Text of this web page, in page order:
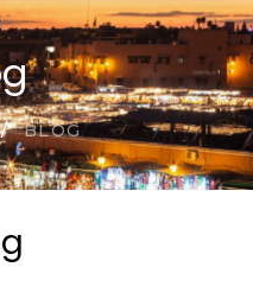
BLOG